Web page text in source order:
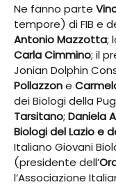
Ne fanno parte
tempore) di FIB e
Antonio Mazzotta;
Carla Cimmino; il
Jonian Dolphin
Pollazzone
dei Biologi della
Tarsitano; Daniela
Biologi del Lazio e
Italiano Giovani
(presidente dell’
l’Associazione